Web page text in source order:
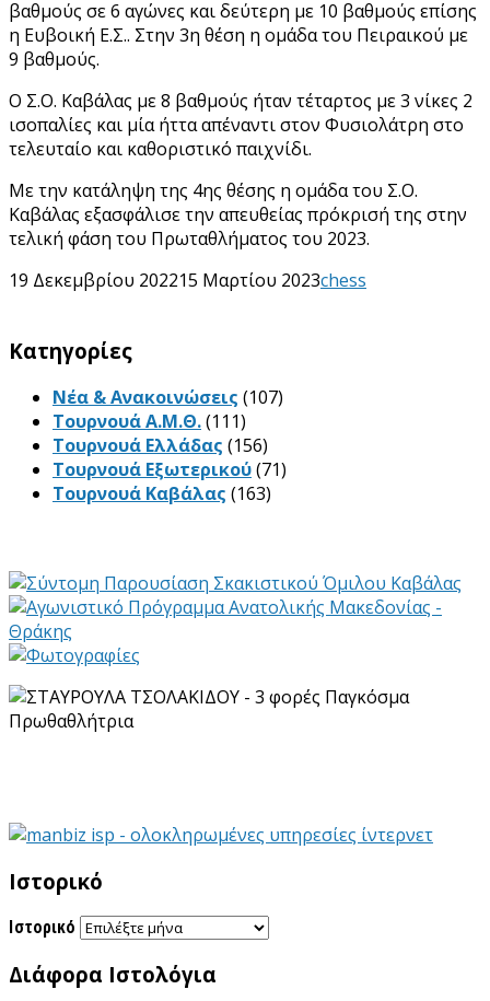
βαθμούς σε 6 αγώνες και δεύτερη με 10 βαθμούς επίσης
η Ευβοική Ε.Σ.. Στην 3η θέση η ομάδα του Πειραικού με
9 βαθμούς.
Ο Σ.Ο. Καβάλας με 8 βαθμούς ήταν τέταρτος με 3 νίκες 2
ισοπαλίες και μία ήττα απέναντι στον Φυσιολάτρη στο
τελευταίο και καθοριστικό παιχνίδι.
Με την κατάληψη της 4ης θέσης η ομάδα του Σ.Ο.
Καβάλας εξασφάλισε την απευθείας πρόκρισή της στην
τελική φάση του Πρωταθλήματος του 2023.
19 Δεκεμβρίου 202215 Μαρτίου 2023chess
Kατηγορίες
Νέα & Ανακοινώσεις (107)
Τουρνουά Α.Μ.Θ.(111)
Τουρνουά Ελλάδας (156)
Τουρνουά Εξωτερικού(71)
Τουρνουά Καβάλας (163)
Ιστορικό
Ιστορικό
Διάφορα Ιστολόγια